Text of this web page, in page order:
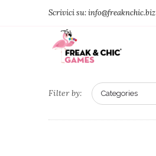
Scrivici su: info@freaknchic.biz
Filter by: Categories